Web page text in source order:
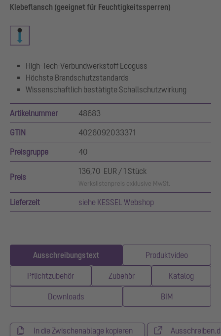
Klebeflansch (geeignet für Feuchtigkeitssperren)
High-Tech-Verbundwerkstoff Ecoguss
Höchste Brandschutzstandards
Wissenschaftlich bestätigte Schallschutzwirkung
Artikelnummer 48683
GTIN 4026092033371
Preisgruppe 40
Preis
136,70 EUR / 1 Stück
Werkslistenpreis exklusive MwSt.
Lieferzeit siehe KESSEL Webshop
Ausschreibungstext Produktvideo
Pflichtzubehör Zubehör Katalog
Downloads BIM
In die Zwischenablage kopieren